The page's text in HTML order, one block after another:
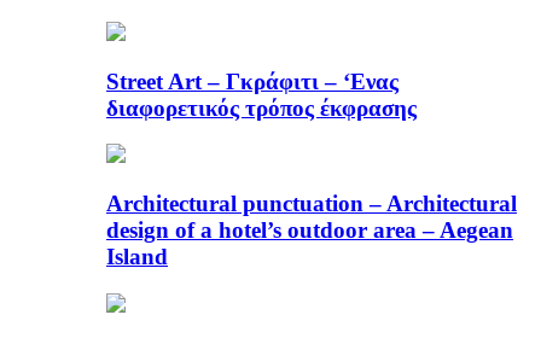
Street Art – Γκράφιτι – ‘Ενας
διαφορετικός τρόπος έκφρασης
Architectural punctuation – Architectural
design of a hotel’s outdoor area – Aegean
Island